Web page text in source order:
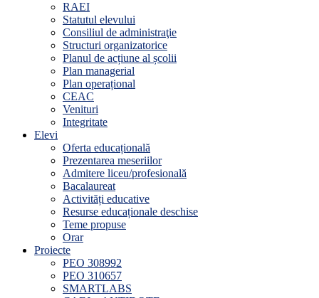
RAEI
Statutul elevului
Consiliul de administraţie
Structuri organizatorice
Planul de acțiune al școlii
Plan managerial
Plan operațional
CEAC
Venituri
Integritate
Elevi
Oferta educațională
Prezentarea meseriilor
Admitere liceu/profesională
Bacalaureat
Activități educative
Resurse educaționale deschise
Teme propuse
Orar
Proiecte
PEO 308992
PEO 310657
SMARTLABS